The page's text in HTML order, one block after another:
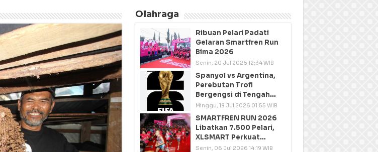
Olahraga
Ribuan Pelari Padati
Gelaran Smartfren Run
Bima 2026
Senin, 20 Jul 2026 12:34 WIB
Spanyol vs Argentina,
Perebutan Trofi
Bergengsi di Tengah
Semangat Persatuan
Minggu, 19 Jul 2026 01:55 WIB
SMARTFREN RUN 2026
Libatkan 7.500 Pelari,
XLSMART Perkuat
Kedekatan dengan
Senin, 06 Jul 2026 14:19 WIB